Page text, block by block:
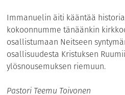
Immanuelin äiti kääntää
kokoonnumme tänäänkin
osallistumaan Neitseen
osallisuudesta Kristuksen
ylösnousemuksen riemuun.
Pastori Teemu Toivonen